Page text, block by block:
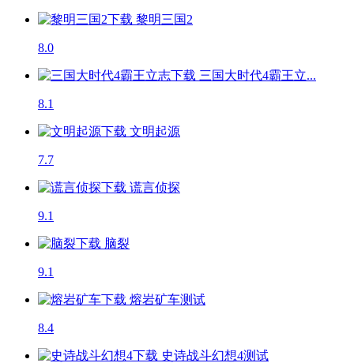
黎明三国2
8.0
三国大时代4霸王立...
8.1
文明起源
7.7
谎言侦探
9.1
脑裂
9.1
熔岩矿车测试
8.4
史诗战斗幻想4测试